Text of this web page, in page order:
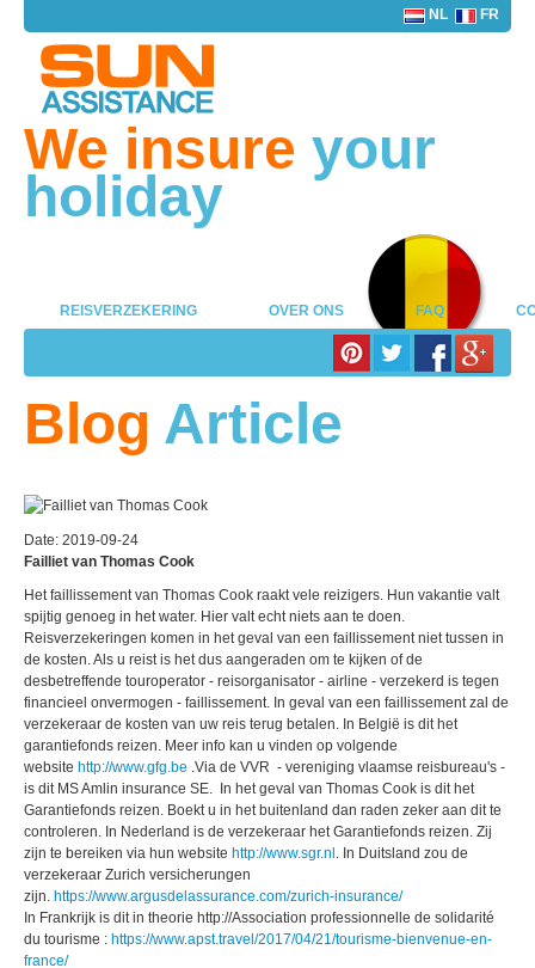
NL FR
We insure your
holiday
REISVERZEKERING OVER ONS FAQ
Blog Article
Date: 2019-09-24
Failliet van Thomas Cook
Het faillissement van Thomas Cook raakt vele reizigers. Hun vakantie valt
spijtig genoeg in het water. Hier valt echt niets aan te doen.
Reisverzekeringen komen in het geval van een faillissement niet tussen in
de kosten. Als u reist is het dus aangeraden om te kijken of de
desbetreffende touroperator - reisorganisator - airline - verzekerd is tegen
financieel onvermogen - faillissement. In geval van een faillissement zal de
verzekeraar de kosten van uw reis terug betalen. In België is dit het
garantiefonds reizen. Meer info kan u vinden op volgende
website http://www.gfg.be .Via de VVR - vereniging vlaamse reisbureau's -
is dit MS Amlin insurance SE. In het geval van Thomas Cook is dit het
Garantiefonds reizen. Boekt u in het buitenland dan raden zeker aan dit te
controleren. In Nederland is de verzekeraar het Garantiefonds reizen. Zij
zijn te bereiken via hun website http://www.sgr.nl . In Duitsland zou de
verzekeraar Zurich versicherungen
zijn. https://www.argusdelassurance.com/zurich-insurance/
In Frankrijk is dit in theorie http://Association professionnelle de solidarité
du tourisme : https://www.apst.travel/2017/04/21/tourisme-bienvenue-en-
france/